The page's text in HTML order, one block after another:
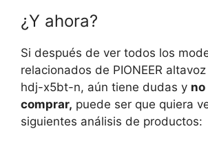
¿Y ahora?
Si después de ver todos los
relacionados de PIONEER
hdj-x5bt-n, aún tiene dudas y no
comprar, puede ser que quiera
siguientes análisis de productos: